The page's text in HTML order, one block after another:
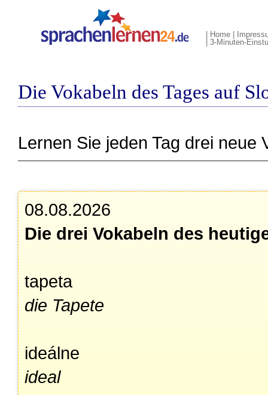
Home
3-Minuten-
Die Vokabeln des Tages auf
Lernen Sie jeden Tag drei neue
08.08.2026
Die drei Vokabeln des
tapeta
die Tapete
ideálne
ideal